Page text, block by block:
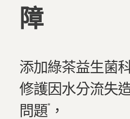
障
添加綠茶益生菌
修護因水分流失
問題*，